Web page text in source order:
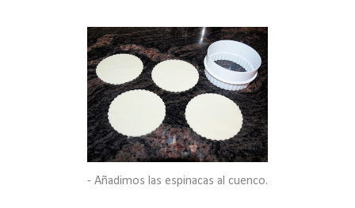
- Añadimos las espinacas al cuenco.